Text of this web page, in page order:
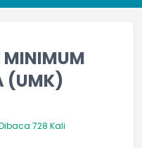
MINIMUM
(UMK)
728 Kali